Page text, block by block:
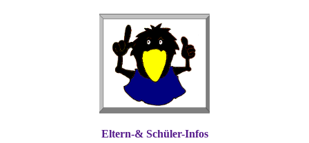
Eltern-& Schüler-Infos